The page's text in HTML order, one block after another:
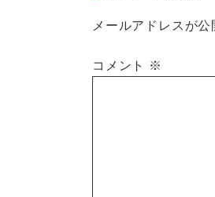
メールアドレスが
コメント ※